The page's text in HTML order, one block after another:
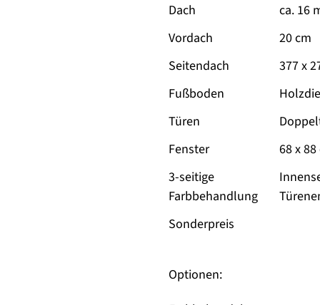
Dach
ca. 16
Vordach
20 cm
Seitendach
377 x
Fußboden
Türen
Fenster
68 x 88
3-seitige
Farbbehandlung
Sonderpreis
Optionen: